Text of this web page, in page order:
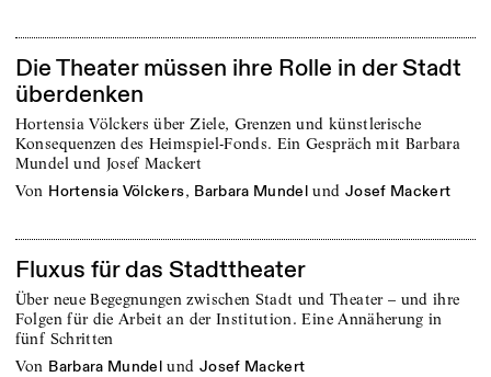
Die Theater müssen ihre Rolle in der Stadt
überdenken
Hortensia Völckers über Ziele, Grenzen und künstlerische
Konsequenzen des Heimspiel-Fonds. Ein Gespräch mit Barbara
Mundel und Josef Mackert
von Hortensia Völckers, Barbara Mundel und Josef Mackert
Fluxus für das Stadttheater
Über neue Begegnungen zwischen Stadt und Theater – und ihre
Folgen für die Arbeit an der Institution. Eine Annäherung in
fünf Schritten
von Barbara Mundel und Josef Mackert